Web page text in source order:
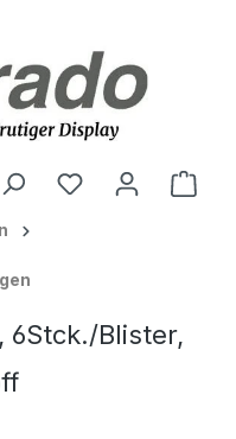
6Stck./Blister,